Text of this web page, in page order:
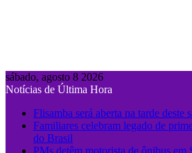
sábado, agosto 8 2026
Notícias de Última Hora
Flisamba será aberta na tarde deste
Familiares celebram legado de
do Brasil
PMs detêm motorista de ônibus em